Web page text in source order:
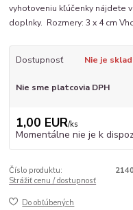
vyhotoveniu kľúčenky nájdete
doplnky. Rozmery: 3 x 4 cm
Dostupnosť Nie je
Nie sme platcovia DPH
1,00 EUR/ks
Momentálne nie je k
Číslo produktu:
Strážiť cenu / dostupnosť
Do obľúbených